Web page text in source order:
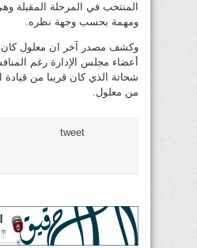
المنتخب في المرحلة المقبلة
ومهمة بحسب وجهة نظره.
وكشف مصدر آخر ان معلول كان
أعضاء مجلس الإدارة رغم
شحاتة الذي كان قريبا من قيادة
من معلول.
tweet